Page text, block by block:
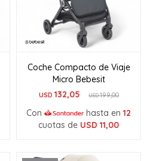
Coche Compacto de Viaje
Micro Bebesit
USD 132,05 USD199,00
Con hasta en 12
cuotas de USD 11,00